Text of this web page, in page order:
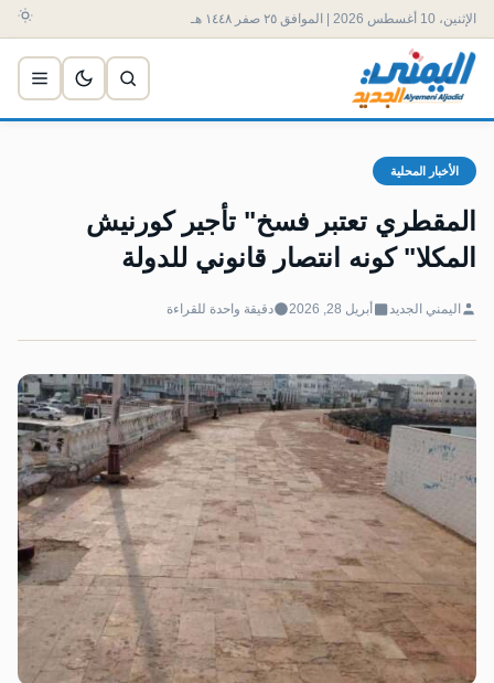
الإثنين، 10 أغسطس 2026 | الموافق ٢٥ صفر ١٤٤٨ هـ
الأخبار المحلية
المقطري تعتبر فسخ" تأجير كورنيش
المكلا" كونه انتصار قانوني للدولة
اليمني الجديد أبريل 28, 2026 دقيقة واحدة للقراءة